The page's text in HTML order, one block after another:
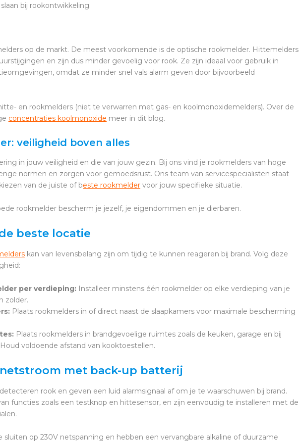
bij rookontwikkeling.
op de markt. De meest voorkomende is de optische rookmelder. Hittemelders
en zijn dus minder gevoelig voor rook. Ze zijn ideaal voor gebruik in
omdat ze minder snel vals alarm geven door bijvoorbeeld
en rookmelders (niet te verwarren met gas- en koolmonoxidemelders). Over de
concentraties koolmonoxide meer in dit blog.
veiligheid boven alles
in jouw veiligheid en die van jouw gezin. Bij ons vind je rookmelders van hoge
normen en zorgen voor gemoedsrust. Ons team van servicespecialisten staat
van de juiste of beste rookmelder voor jouw specifieke situatie.
rookmelder bescherm je jezelf, je eigendommen en je dierbaren.
beste locatie
kan van levensbelang zijn om tijdig te kunnen reageren bij brand. Volg deze
per verdieping: Installeer minstens één rookmelder op elke verdieping van je
zolder.
Plaats rookmelders in of direct naast de slaapkamers voor maximale bescherming
Plaats rookmelders in brandgevoelige ruimtes zoals de keuken, garage en bij
voldoende afstand van kooktoestellen.
met back-up batterij
rook en geven een luid alarmsignaal af om je te waarschuwen bij brand.
functies zoals een testknop en hittesensor, en zijn eenvoudig te installeren met de
sluiten op 230V netspanning en hebben een vervangbare alkaline of duurzame